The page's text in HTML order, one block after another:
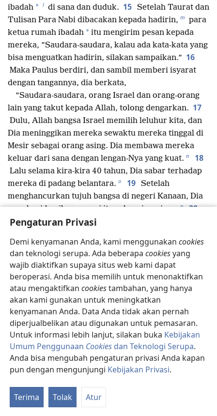
Pengaturan Privasi
Demi kenyamanan Anda, kami menggunakan cookies
dan teknologi serupa. Ada beberapa cookiesyang
wajib diaktifkan supaya situs web kami dapat
beroperasi. Anda bisa memilih untuk menonaktifkan
atau mengaktifkan cookiestambahan, yang hanya
akan kami gunakan untuk meningkatkan
kenyamanan Anda. Data Anda tidak akan pernah
diperjualbelikan atau digunakan untuk pemasaran.
Untuk informasi lebih lanjut, silakan buka Kebijakan
Umum Penggunaan Cookies dan Teknologi Serupa.
Anda bisa mengubah pengaturan privasi Anda kapan
pun dengan mengunjungi Kebijakan Privasi.
Terima Tolak Atur
ibadah * l di sana dan duduk. 15 Setelah Taurat dan
Tulisan Para Nabi dibacakan kepada hadirin, m para
ketua rumah ibadah * itu mengirim pesan kepada
mereka, ”Saudara-saudara, kalau ada kata-kata yang
bisa menguatkan hadirin, silakan sampaikan.” 16
Maka Paulus berdiri, dan sambil memberi isyarat
dengan tangannya, dia berkata,
”Saudara-saudara, orang Israel dan orang-orang
lain yang takut kepada Allah, tolong dengarkan. 17
Dulu, Allah bangsa Israel memilih leluhur kita, dan
Dia meninggikan mereka sewaktu mereka tinggal di
Mesir sebagai orang asing. Dia membawa mereka
keluar dari sana dengan lengan-Nya yang kuat. n 18
Lalu selama kira-kira 40 tahun, Dia sabar terhadap
mereka di padang belantara. o 19 Setelah
menghancurkan tujuh bangsa di negeri Kanaan, Dia
membagi-bagikan negeri itu sebagai warisan. p 20
Semua itu terjadi dalam waktu kira-kira 450 tahun.
sampai zaman Nabi Samuel. q 21 Tapi setelah itu,
mereka meminta raja, r dan Allah memberi mereka
Saul anak Kis, dari suku Benyamin, s
yang
memerintah selama 40 tahun.
22 Setelah
menyingkirkan Saul, Dia mengangkat Daud sebagai
raja,
yang tentangnya Dia bersaksi, ’Aku telah
menemukan Daud anak Isai,
orang yang
menyenangkan hati-Ku. v Dia akan melakukan semua
yang Kuinginkan.’ 23 Sesuai dengan janji-Nya, Allah
memberi Israel seorang penyelamat dari keturunan
orang itu, yaitu Yesus. w 24 Sebelum Yesus datang,
Yohanes telah memberitakan kepada seluruh bangsa
Israel tentang baptisan yang melambangkan
pertobatan. x 25 Tapi menjelang akhir tugasnya,